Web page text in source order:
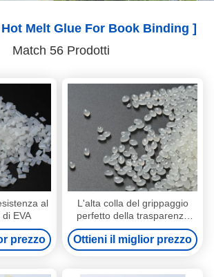
Hot Melt Glue For Book Binding ]
Match 56 Prodotti
al
EVA
prezzo
L'alta colla del grippaggio
perfetto della trasparenza
appallottola la resistenza
agli'agenti atmosferici
Ottieni il miglior prezzo